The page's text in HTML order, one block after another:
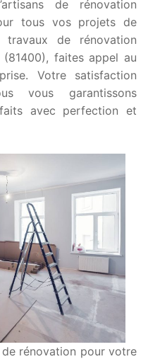
de rénovation
tous vos projets de
de rénovation
(81400), faites appel au
Votre satisfaction
vous garantissons
avec perfection et
rénovation pour votre